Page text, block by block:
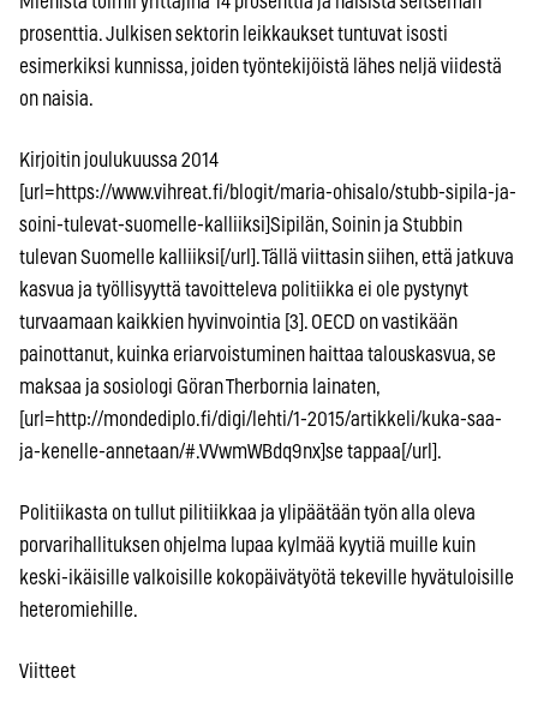
prosenttia. Julkisen sektorin leikkaukset tuntuvat isosti
esimerkiksi kunnissa, joiden työntekijöistä lähes neljä viidestä
on naisia.
Kirjoitin joulukuussa 2014
[url=https://www.vihreat.fi/blogit/maria-ohisalo/stubb-sipila-ja-
soini-tulevat-suomelle-kalliiksi]Sipilän, Soinin ja Stubbin
tulevan Suomelle kalliiksi[/url]. Tällä viittasin siihen, että jatkuva
kasvua ja työllisyyttä tavoitteleva politiikka ei ole pystynyt
turvaamaan kaikkien hyvinvointia [3]. OECD on vastikään
painottanut, kuinka eriarvoistuminen haittaa talouskasvua, se
maksaa ja sosiologi Göran Therbornia lainaten,
[url=http://mondediplo.fi/digi/lehti/1-2015/artikkeli/kuka-saa-
ja-kenelle-annetaan/#.VVwmWBdq9nx]se tappaa[/url].
Politiikasta on tullut pilitiikkaa ja ylipäätään työn alla oleva
porvarihallituksen ohjelma lupaa kylmää kyytiä muille kuin
keski-ikäisille valkoisille kokopäivätyötä tekeville hyvätuloisille
heteromiehille.
Viitteet